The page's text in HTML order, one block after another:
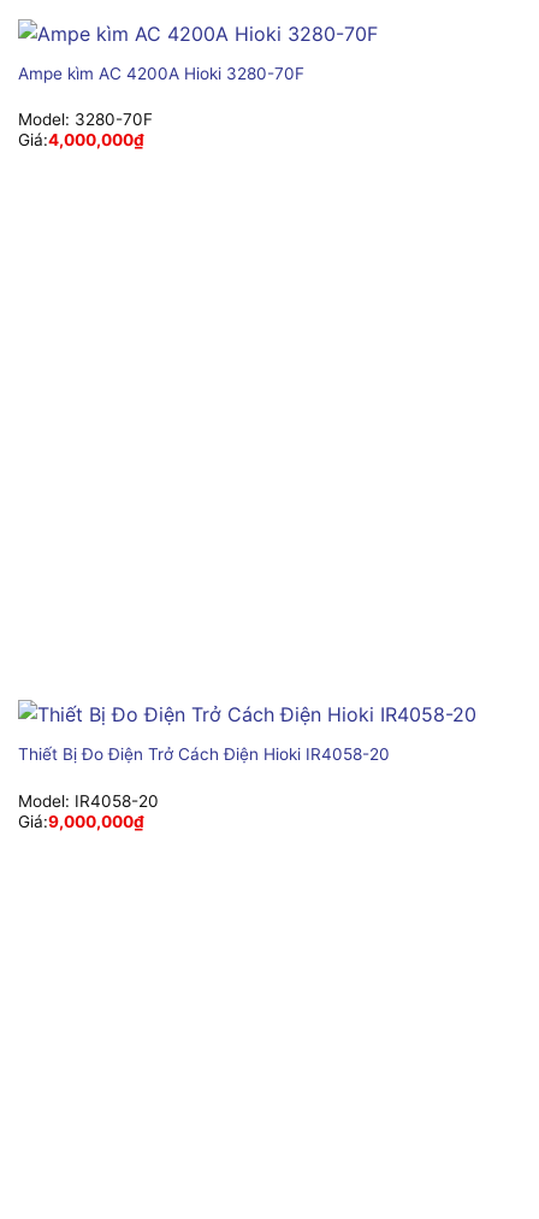
Ampe kìm AC 4200A Hioki 3280-70F
Model: 3280-70F
Giá:4,000,000₫
Thiết Bị Đo Điện Trở Cách Điện Hioki IR4058-20
Model: IR4058-20
Giá:9,000,000₫